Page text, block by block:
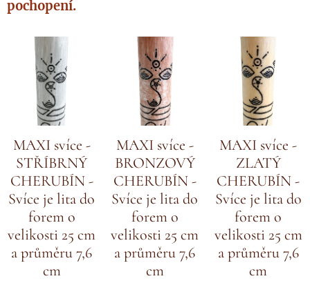
pochopení.
MAXI svíce -
STŘÍBRNÝ
CHERUBÍN -
Svíce je lita do
forem o
velikosti 25 cm
a průměru 7,6
cm
MAXI svíce -
BRONZOVÝ
CHERUBÍN -
Svíce je lita do
forem o
velikosti 25 cm
a průměru 7,6
cm
MAXI svíce -
ZLATÝ
CHERUBÍN -
Svíce je lita do
forem o
velikosti 25 cm
a průměru 7,6
cm